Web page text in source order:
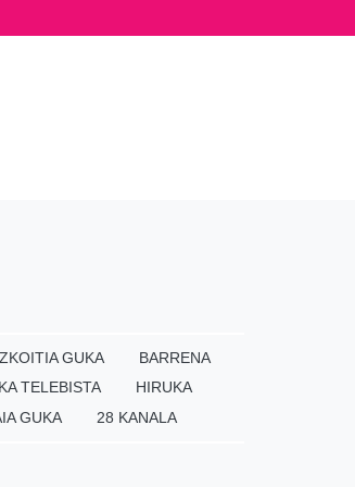
GUKA
BARRENA
TELEBISTA
HIRUKA
GUKA 28 KANALA